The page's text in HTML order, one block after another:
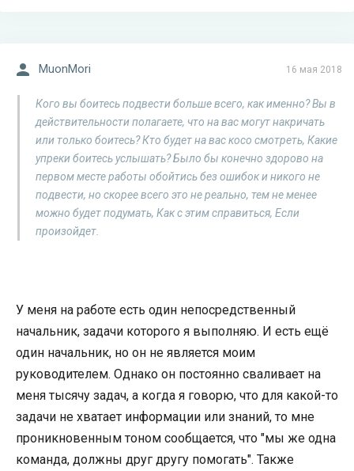
16 мая 2018
MuonMori
Кого вы боитесь подвести больше всего, как именно? Вы в
действительности полагаете, что на вас могут накричать
или только боитесь? Кто будет на вас косо смотреть, Какие
упреки боитесь услышать? Было бы конечно здорово на
первом месте работы обойтись без ошибок и никого не
подвести, но скорее всего это не реально, тем не менее
можно будет подумать, Как с этим справиться, Если
произойдет.
У меня на работе есть один непосредственный
начальник, задачи которого я выполняю. И есть ещё
один начальник, но он не является моим
руководителем. Однако он постоянно сваливает на
меня тысячу задач, а когда я говорю, что для какой-то
задачи не хватает информации или знаний, то мне
проникновенным тоном сообщается, что "мы же одна
команда, должны друг другу помогать". Также